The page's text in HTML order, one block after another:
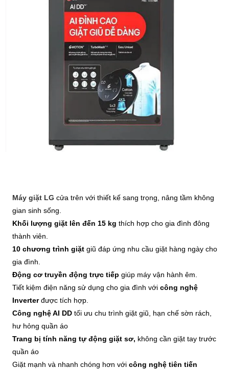
Máy giặt LG cửa trên với thiết kế sang trọng, nâng tầm không
gian sinh sống.
Khối lượng giặt lên đến 15 kg thích hợp cho gia đình đông
thành viên.
10 chương trình giặt giũ đáp ứng nhu cầu giặt hàng ngày cho
gia đình.
Động cơ truyền động trực tiếp giúp máy vận hành êm.
Tiết kiệm điện năng sử dụng cho gia đình với công nghệ
Inverterđược tích hợp.
Công nghệ AI DD tối ưu chu trình giặt giũ, hạn chế sờn rách,
hư hỏng quần áo
Trang bị tính năng tự động giặt sơ, không cần giặt tay trước
quần áo
Giặt mạnh và nhanh chóng hơn với công nghệ tiên tiến